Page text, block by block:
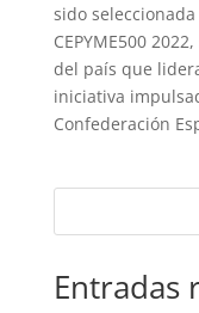
sido
CEPYME500
del país que
iniciativa
Confederación
Entradas